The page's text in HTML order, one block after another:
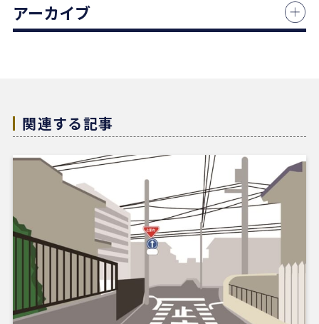
何より素晴らしいと感じたのは、情報の囲い込み等
を一切行わないという徹底した透明性です。この誠
ています。知人にも自信を持って紹介できる不動産
会社様です。
4 か月前
REDSは、自分でSUUMOなどを使って物件検索がで
きる人にはおすすめだと感じました。
他の不動産会社にも行きましたが、こちらの希望に
寄り添うというより、不動産会社側が売りたい物件
を勧められているように感じることもありました。
その点、REDSは自分で見つけた物件を軸に進めや
アーカイブ
関連する記事